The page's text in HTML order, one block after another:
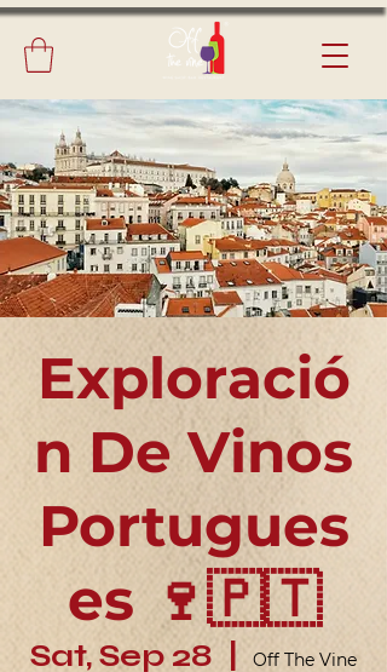
Exploració
n De Vinos
Portugues
es 🍷🇵🇹
Sat, Sep 28
Off The Vine